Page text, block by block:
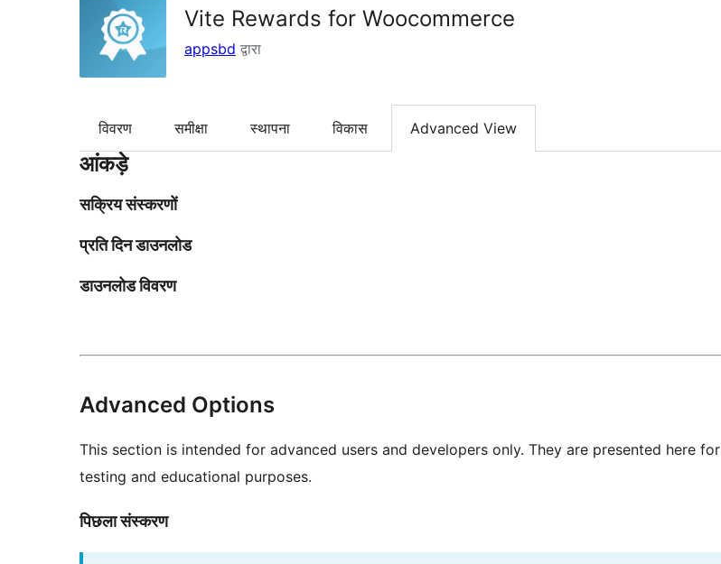
Vite Rewards for Woocommerce
appsbd द्वारा
विवरण समीक्षा स्थापना विकास Advanced View
आंकड़े
सक्रिय संस्करणों
प्रति दिन डाउनलोड
डाउनलोड विवरण
Advanced Options
This section is intended for advanced users and developers only. They are presented here for
testing and educational purposes.
पिछला संस्करण